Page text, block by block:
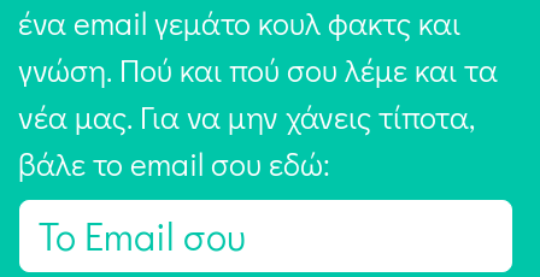
ένα email γεμάτο κουλ φακτς και
γνώση. Πού και πού σου λέμε και τα
νέα μας. Για να μην χάνεις τίποτα,
βάλε το email σου εδώ:
E